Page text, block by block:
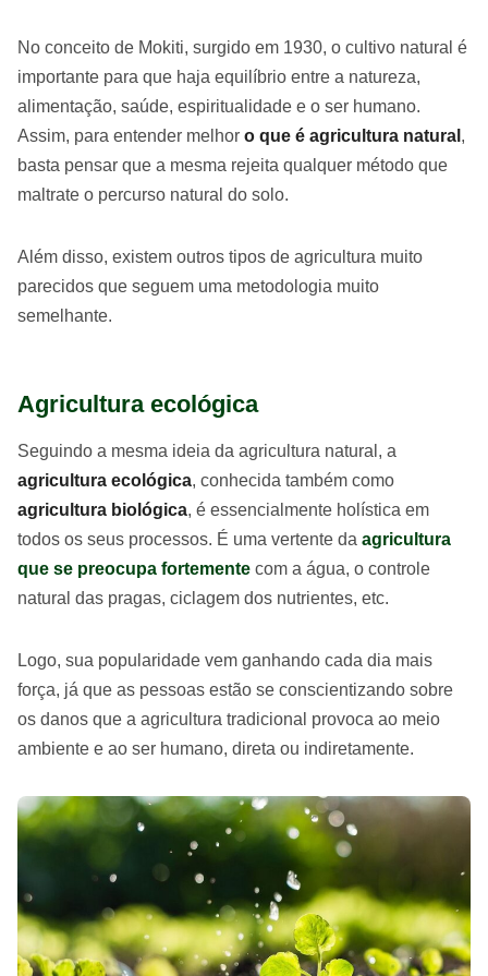
No conceito de Mokiti, surgido em 1930, o cultivo natural é
importante para que haja equilíbrio entre a natureza,
alimentação, saúde, espiritualidade e o ser humano.
Assim, para entender melhor o que é agricultura natural ,
basta pensar que a mesma rejeita qualquer método que
maltrate o percurso natural do solo.
Além disso, existem outros tipos de agricultura muito
parecidos que seguem uma metodologia muito
semelhante.
Agricultura ecológica
Seguindo a mesma ideia da agricultura natural, a
agricultura ecológica, conhecida também como
agricultura biológica, é essencialmente holística em
todos os seus processos. É uma vertente da agricultura
que se preocupa fortemente com a água, o controle
natural das pragas, ciclagem dos nutrientes, etc.
Logo, sua popularidade vem ganhando cada dia mais
força, já que as pessoas estão se conscientizando sobre
os danos que a agricultura tradicional provoca ao meio
ambiente e ao ser humano, direta ou indiretamente.